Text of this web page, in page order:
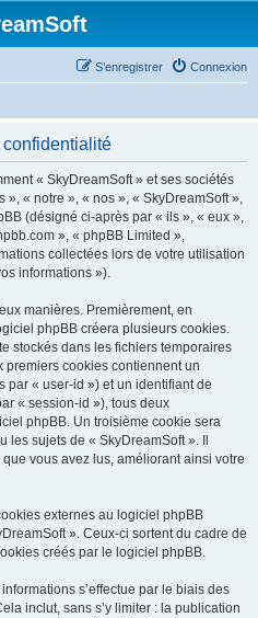
Connexion
S’enregistrer
« SkyDreamSoft » et ses sociétés
« notre », « nos », « SkyDreamSoft »,
(désigné ci-après par « ils », « eux »,
», « phpBB Limited »,
collectées lors de votre utilisation
informations »).
manières. Premièrement, en
phpBB créera plusieurs cookies.
stockés dans les fichiers temporaires
premiers cookies contiennent un
par « user-id ») et un identifiant de
« session-id »), tous deux
phpBB. Un troisième cookie sera
sujets de « SkyDreamSoft ». Il
vous avez lus, améliorant ainsi votre
externes au logiciel phpBB
». Ceux-ci sortent du cadre de
créés par le logiciel phpBB.
s’effectue par le biais des
inclut, sans s’y limiter : la publication